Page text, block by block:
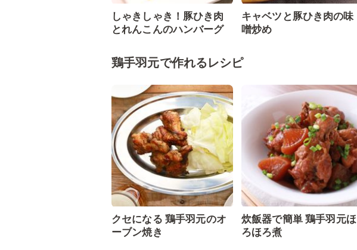
しゃきしゃき！豚ひき肉
とれんこんのハンバーグ
キャベツと豚ひき肉の味
噌炒め
鶏手羽元で作れるレシピ
クセになる 鶏手羽元のオ
ーブン焼き
炊飯器で簡単 鶏手羽元ほ
ろほろ煮